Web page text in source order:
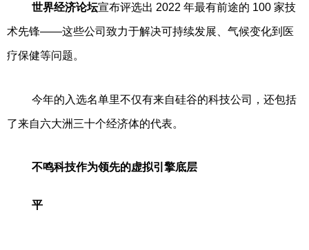
世界经济论坛宣布评选出 2022 年最有前途的 100 家技
术先锋——这些公司致力于解决可持续发展、气候变化到医
疗保健等问题。
今年的入选名单里不仅有来自硅谷的科技公司，还包括
了来自六大洲三十个经济体的代表。
不鸣科技作为领先的虚拟引擎底层
平